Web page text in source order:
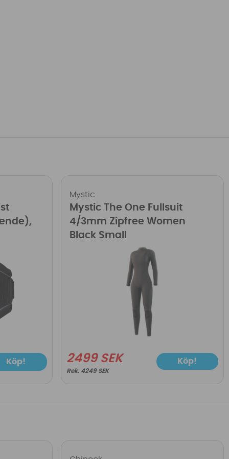
Köp!
Mystic
Mystic The One Fullsuit
4/3mm Zipfree Women
Black Small
2499 SEK
4249 SEK
Köp!